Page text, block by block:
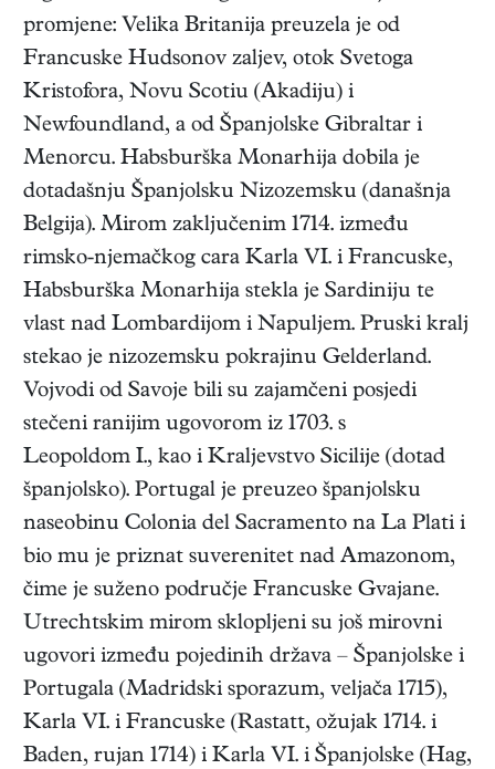
promjene: Velika Britanija preuzela je od
Francuske Hudsonov zaljev, otok Svetoga
Kristofora, Novu Scotiu (Akadiju) i
Newfoundland, a od Španjolske Gibraltar i
Menorcu. Habsburška Monarhija dobila je
dotadašnju Španjolsku Nizozemsku (današnja
Belgija). Mirom zaključenim 1714. između
rimsko-njemačkog cara Karla VI. i Francuske,
Habsburška Monarhija stekla je Sardiniju te
vlast nad Lombardijom i Napuljem. Pruski kralj
stekao je nizozemsku pokrajinu Gelderland.
Vojvodi od Savoje bili su zajamčeni posjedi
stečeni ranijim ugovorom iz 1703. s
Leopoldom I., kao i Kraljevstvo Sicilije (dotad
španjolsko). Portugal je preuzeo španjolsku
naseobinu Colonia del Sacramento na La Plati i
bio mu je priznat suverenitet nad Amazonom,
čime je suženo područje Francuske Gvajane.
Utrechtskim mirom sklopljeni su još mirovni
ugovori između pojedinih država – Španjolske i
Portugala (Madridski sporazum, veljača 1715),
Karla VI. i Francuske (Rastatt, ožujak 1714. i
Baden, rujan 1714) i Karla VI. i Španjolske (Hag,